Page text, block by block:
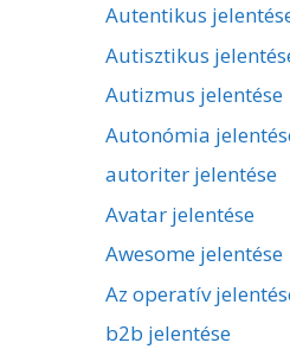
Autentikus
Autisztikus
Autizmus jelentése
Autonómia
autoriter jelentése
Avatar jelentése
Awesome jelentése
Az operatív
b2b jelentése